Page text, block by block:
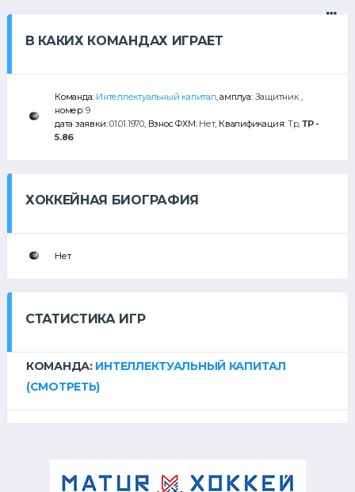
В КАКИХ КОМАНДАХ ИГРАЕТ
Команда: Интеллектуальный капитал, амплуа: Защитник,
номер:9
дата заявки:01.01.1970, Взнос ФХМ: Нет, Квалификация: Тр,ТР -
5.86
ХОККЕЙНАЯ БИОГРАФИЯ
Нет
СТАТИСТИКА ИГР
КОМАНДА: ИНТЕЛЛЕКТУАЛЬНЫЙ КАПИТАЛ
(СМОТРЕТЬ)